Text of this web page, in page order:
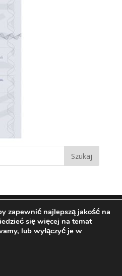
przez:Techio.pl
zapewnić najlepszą jakość na
się więcej na temat
lub wyłączyć je w